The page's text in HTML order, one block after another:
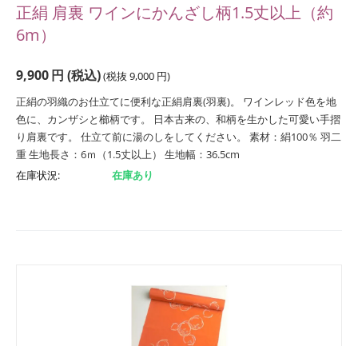
正絹 肩裏 ワインにかんざし柄1.5丈以上（約
6m）
9,900円 (税込)(税抜 9,000 円)
正絹の羽織のお仕立てに便利な正絹肩裏(羽裏)。 ワインレッド色を地
色に、カンザシと櫛柄です。 日本古来の、和柄を生かした可愛い手摺
り肩裏です。 仕立て前に湯のしをしてください。 素材：絹100％ 羽二
重 生地長さ：6ｍ（1.5丈以上） 生地幅：36.5cm
在庫状況:
在庫あり